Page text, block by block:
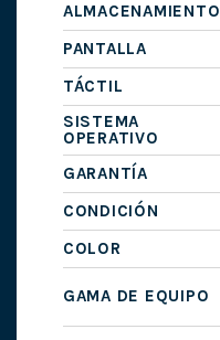
ALMACENAMIENTO
PANTALLA
TÁCTIL
SISTEMA
OPERATIVO
GARANTÍA
CONDICIÓN
COLOR
GAMA DE EQUIPO